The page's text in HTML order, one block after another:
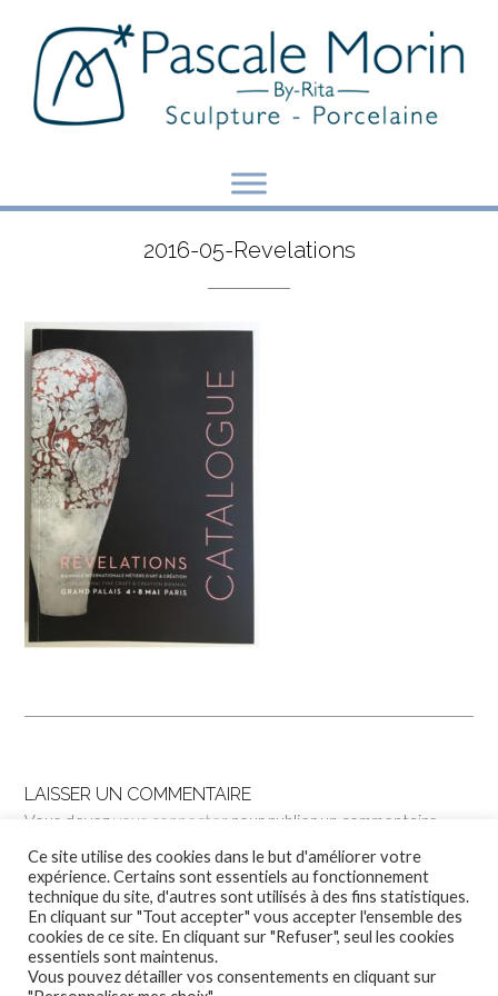
content
2016-05-Revelations
LAISSER UN COMMENTAIRE
Vous devezvous connecter pour publier un commentaire.
Ce site utilise des cookies dans le but d'améliorer votre
expérience. Certains sont essentiels au fonctionnement
technique du site, d'autres sont utilisés à des fins statistiques.
En cliquant sur "Tout accepter" vous accepter l'ensemble des
cookies de ce site. En cliquant sur "Refuser", seul les cookies
essentiels sont maintenus.
Vous pouvez détailler vos consentements en cliquant sur